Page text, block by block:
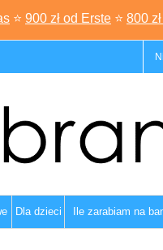
⭐ 900 zł od Erste ⭐ 800
Dla dzieci Ile zarabiam na